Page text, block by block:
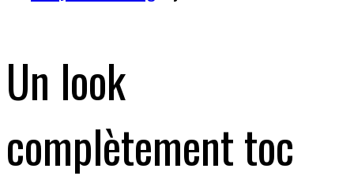
Un look
complètement toc